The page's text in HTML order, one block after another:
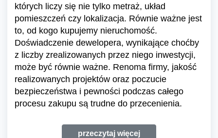
których liczy się nie tylko metraż, układ
pomieszczeń czy lokalizacja. Równie ważne jest
to, od kogo kupujemy nieruchomość.
Doświadczenie dewelopera, wynikające choćby
z liczby zrealizowanych przez niego inwestycji,
może być równie ważne. Renoma firmy, jakość
realizowanych projektów oraz poczucie
bezpieczeństwa i pewności podczas całego
procesu zakupu są trudne do przecenienia.
przeczytaj więcej